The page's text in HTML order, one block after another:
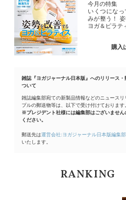
今月の特集
いくつにな
みが整う！
ヨガ＆ピラテ
購入
雑誌『ヨガジャーナル日本版』へのリリース・
ついて
雑誌編集部宛ての新製品情報などのニュースリ
プルの郵送物等は、以下で受け付けております
※プレジデント社様には編集部はございません
ください。
郵送先は運営会社:ヨガジャーナル日本版編集
いたします。
RANKING